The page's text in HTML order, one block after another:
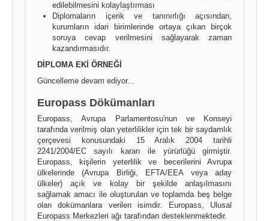
edilebilmesini kolaylaştırması
Diplomaların içerik ve tanınırlığı açısından,
kurumların idari birimlerinde ortaya çıkan birçok
soruya cevap verilmesini sağlayarak zaman
kazandırmasıdır.
DİPLOMA EKİ ÖRNEĞİ
Güncelleme devam ediyor...
Europass Dökümanları
Europass, Avrupa Parlamentosu'nun ve Konseyi
tarafında verilmiş olan yeterlilikler için tek bir saydamlık
çerçevesi konusundaki 15 Aralık 2004 tarihli
2241/2004/EC sayılı kararı ile yürürlüğü girmiştir.
Europass, kişilerin yeterlilik ve becerilerini Avrupa
ülkelerinde (Avrupa Birliği, EFTA/EEA veya aday
ülkeler) açık ve kolay bir şekilde anlaşılmasını
sağlamak amacı ile oluşturulan ve toplamda beş belge
olan dokümanlara verilen isimdir. Europass, Ulusal
Europass Merkezleri ağı tarafından desteklenmektedir.